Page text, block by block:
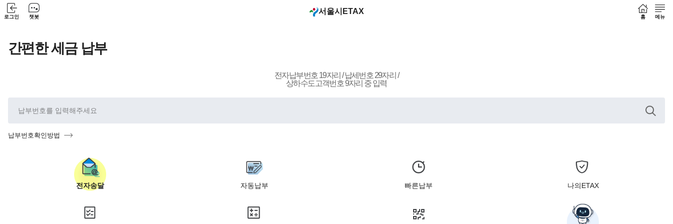
로그인 챗봇
서울시 ETAX
홈 메뉴
간편한 세금 납부
전자납부번호 19자리 / 납세번호 29자리 /
상하수도고객번호 9자리 중 입력
납부번호확인방법
전자송달 자동납부 빠른납부 나의ETAX